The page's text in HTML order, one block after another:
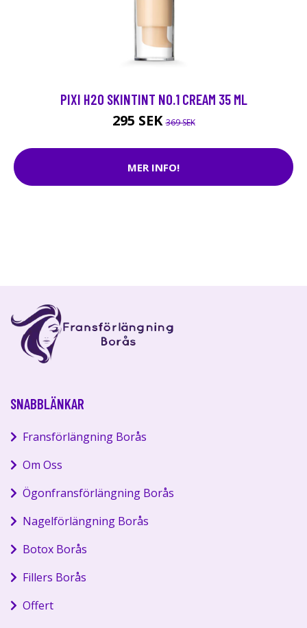
PIXI H2O SKINTINT NO.1 CREAM 35 ML
295 SEK369 SEK
MER INFO!
SNABBLÄNKAR
Fransförlängning Borås
Om Oss
Ögonfransförlängning Borås
Nagelförlängning Borås
Botox Borås
Fillers Borås
Offert